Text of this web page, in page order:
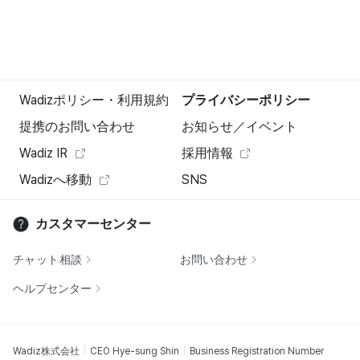
Wadizポリシー・利用規約
プライバシーポリシー
提携のお問い合わせ
お知らせ／イベント
Wadiz IR
採用情報
Wadizへ移動
SNS
カスタマーセンター
チャット相談 お問い合わせ
ヘルプセンター
Wadiz株式会社 CEO Hye-sung Shin Business Registration Number